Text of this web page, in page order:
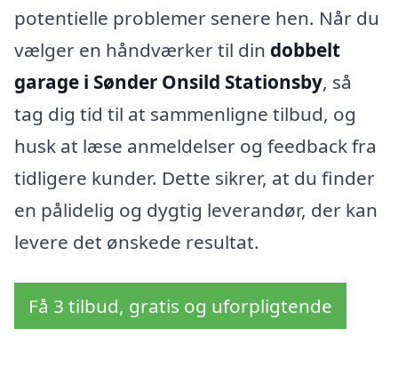
potentielle problemer senere hen. Når du
vælger en håndværker til din dobbelt
garage i Sønder Onsild Stationsby, så
tag dig tid til at sammenligne tilbud, og
husk at læse anmeldelser og feedback fra
tidligere kunder. Dette sikrer, at du finder
en pålidelig og dygtig leverandør, der kan
levere det ønskede resultat.
Få 3 tilbud, gratis og uforpligtende